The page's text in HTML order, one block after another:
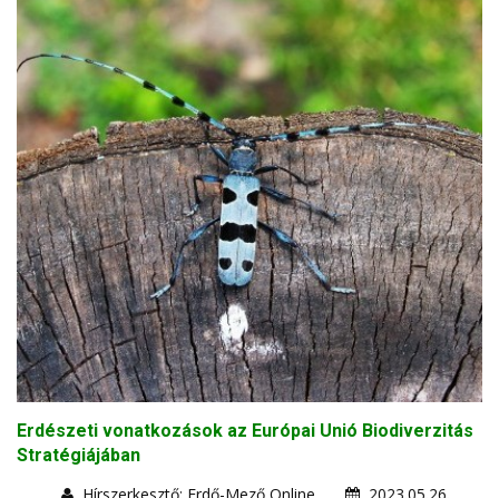
Erdészeti vonatkozások az Európai Unió Biodiverzitás
Stratégiájában